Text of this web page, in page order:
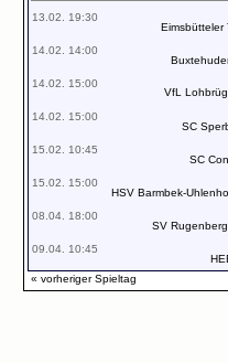
13.02. 19:30
Eimsbütteler
14.02. 14:00
14.02. 15:00
VfL
14.02. 15:00
SC
15.02. 10:45
SC
15.02. 15:00
HSV Barmbek-
08.04. 18:00
SV
09.04. 10:45
« vorheriger Spieltag